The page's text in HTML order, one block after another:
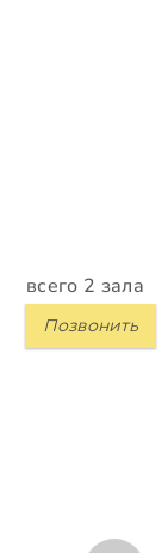
всего 2 зала
Позвонить